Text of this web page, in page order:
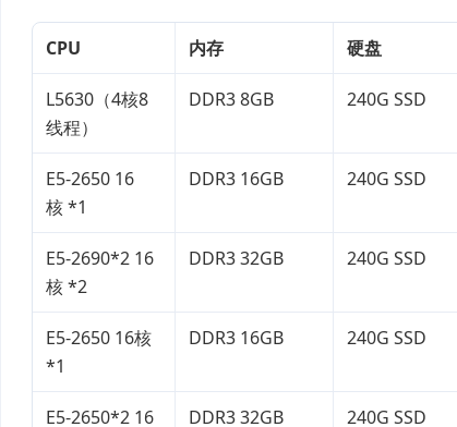
CPU 内存 硬盘
L5630（4核8
线程）
DDR3 8GB 240G SSD
E5-2650 16
核 *1
DDR3 16GB 240G SSD
E5-2690*2 16
核 *2
DDR3 32GB 240G SSD
E5-2650 16核
*1
DDR3 16GB 240G SSD
E5-2650*2 16
DDR3 32GB 240G SSD